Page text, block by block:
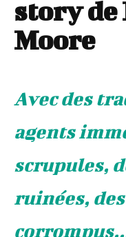
story de
Moore
Avec des
agents
scrupules,
ruinées,